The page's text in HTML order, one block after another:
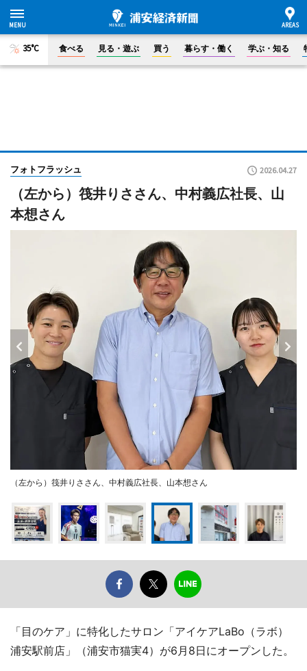
35°C 食べる 見る・遊ぶ 買う 暮らす・働く 学ぶ・知る
フォトフラッシュ 2026.04.27
（左から）筏井りささん、中村義広社長、山
本想さん
（左から）筏井りささん、中村義広社長、山本想さん
「目のケア」に特化したサロン「アイケアLaBo（ラボ）
浦安駅前店」（浦安市猫実4）が6月8日にオープンした。